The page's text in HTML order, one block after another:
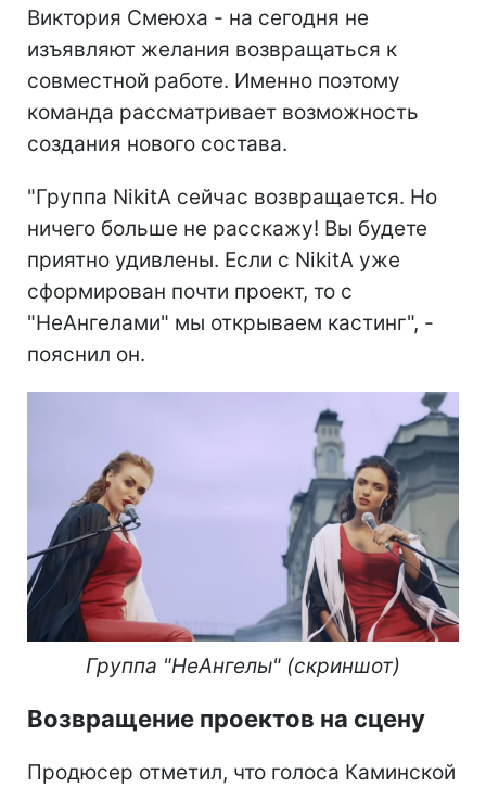
Виктория Смеюха - на сегодня не
изъявляют желания возвращаться к
совместной работе. Именно поэтому
команда рассматривает возможность
создания нового состава.
"Группа NikitA сейчас возвращается. Но
ничего больше не расскажу! Вы будете
приятно удивлены. Если с NikitA уже
сформирован почти проект, то с
"НеАнгелами" мы открываем кастинг", -
пояснил он.
Группа "НеАнгелы" (скриншот)
Возвращение проектов на сцену
Продюсер отметил, что голоса Каминской